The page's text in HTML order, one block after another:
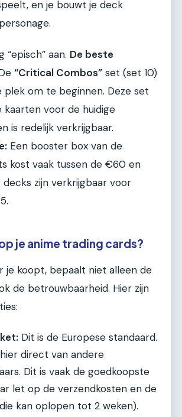
en je bouwt je deck
aan. De beste
“Critical Combos” set (set 10)
plek om te beginnen. Deze set
kaarten voor de huidige
is redelijk verkrijgbaar.
Een booster box van de
kost vaak tussen de €60 en
zijn verkrijgbaar voor
je anime trading cards?
je koopt, bepaalt niet alleen de
de betrouwbaarheid. Hier zijn
Dit is de Europese standaard.
direct van andere
Dit is vaak de goedkoopste
let op de verzendkosten en de
kan oplopen tot 2 weken).